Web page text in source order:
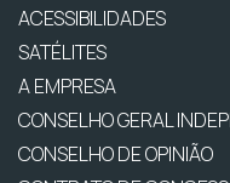
ACESSIBILIDADES
SATÉLITES
A EMPRESA
CONSELHO GERAL
CONSELHO DE OPINIÃO